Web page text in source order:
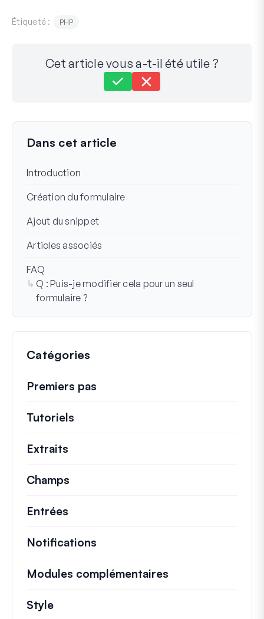
Étiqueté : PHP
Cet article vous a-t-il été utile ?
Dernière mise à jour le 10 oct. 2023
Dans cet article
Introduction
Création du formulaire
Ajout du snippet
Articles associés
FAQ
Q : Puis-je modifier cela pour un seul
formulaire ?
Catégories
Premiers pas
Tutoriels
Extraits
Champs
Entrées
Notifications
Modules complémentaires
Style